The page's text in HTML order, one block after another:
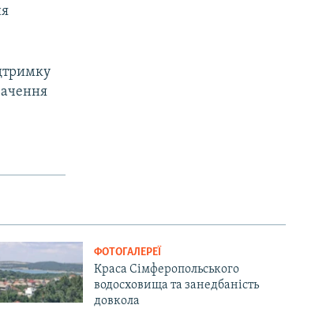
ФОТОГАЛЕРЕЇ
Краса Сімферопольського
водосховища та занедбаність
довкола